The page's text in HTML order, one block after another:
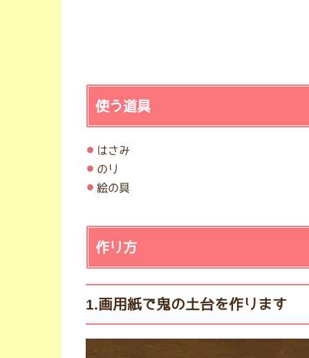
使う道具
はさみ
のり
絵の具
作り方
1.画用紙で鬼の土台を作ります